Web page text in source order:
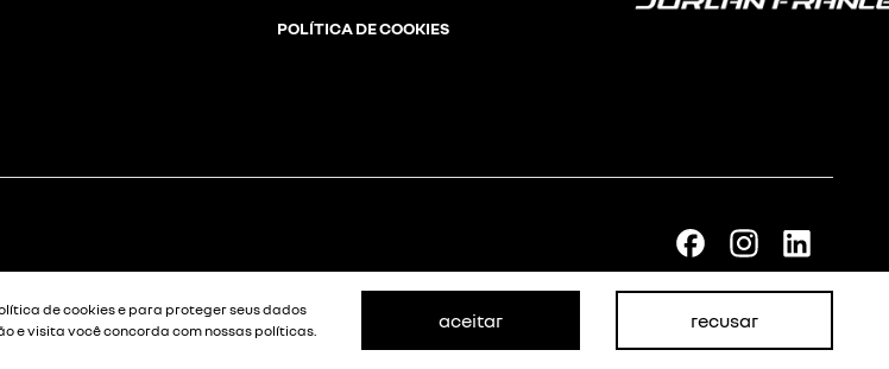
POLÍTICA DE COOKIES
pela DEALERSPACE ® Direitos Reservados.
de cookies e para proteger seus dados
e visita você concorda com nossas políticas. aceitar recusar